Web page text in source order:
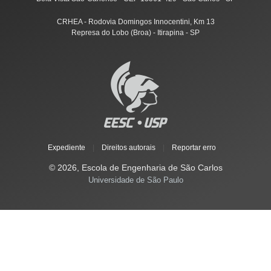
CRHEA - Rodovia Domingos Innocentini, Km 13
Represa do Lobo (Broa) - Itirapina - SP
Expediente Direitos autorais Reportar erro
© 2026, Escola de Engenharia de São Carlos
Universidade de São Paulo